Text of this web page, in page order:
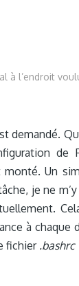
à l’endroit
demandé.
de
Un
je ne
à chaque
fichier.bashrc